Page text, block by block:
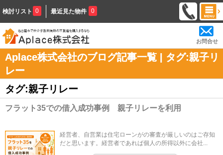
検討リスト 0 最近見た物件 0
お問合せ
Aplace株式会社のブログ記事一覧 | タグ:親子リ
レー
タグ:親子リレー
フラット35での借入成功事例 親子リレーを利用
経営者、自営業は住宅ローンがの審査が厳しいのはご存知
だと思います。経営者であれば個人の所得以外に会社...